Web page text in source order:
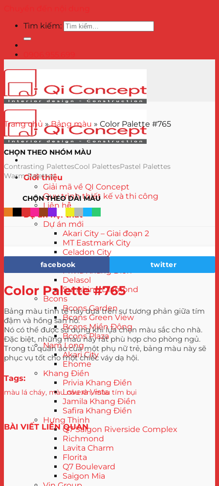
Tìm kiếm:
Giới thiệu
Giải mã về QI Concept
Quy trình thiết kế và thi công
Liên hệ
Dự án nội thất
Dự án mới
Akari City – Giai đoạn 2
MT Eastmark City
Celadon City
Mizuki Park
Privia Khang Điền
Delasol
Sunshine Diamond
Bcons
Bcons Garden
Bcons Green View
Bcons Miền Đông
Bcons Plaza
Nam Long
Akari City
Ehome
Khang Điền
Privia Khang Điền
Lovera Vista
Jamila Khang Điền
Safira Khang Điền
Hưng Thịnh
Q7 Saigon Riverside Complex
Richmond
Lavita Charm
Florita
Q7 Boulevard
Saigon Mia
Trang chủ »Bảng màu » Color Palette #765
CHỌN THEO NHÓM MÀU
Contrasting PalettesCool PalettesPastel Palettes
Warm Palettes
CHỌN THEO DẢI MÀU
facebook twitter
Color Palette #765
Bảng màu tinh tế này dựa trên sự tương phản giữa tím
đậm và hồng san hô.
Nó có thể được sử dụng khi lựa chọn màu sắc cho nhà.
Đặc biệt, những màu này rất phù hợp cho phòng ngủ.
Trong tủ quần áo của một phụ nữ trẻ, bảng màu này sẽ
phục vụ tốt cho một chiếc váy dạ hội.
Tags:
màu lá cháy, màu nâu xỉn,màu tím bụi
BÀI VIẾT LIÊN QUAN